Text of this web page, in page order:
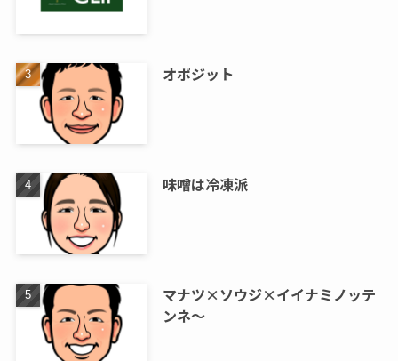
オポジット
味噌は冷凍派
マナツ×ソウジ×イイナミノッテ
ンネ～